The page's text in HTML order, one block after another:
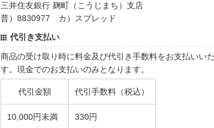
三井住友銀行 麹町（こうじまち）支店
普）8830977 カ）スプレッド
代引き支払い
商品の受け取り時に料金及び代引き手数料をお支払いい
す。現金でのお支払いのみとなります。
代引金額 代引手数料（税込）
10,000円未満 330円